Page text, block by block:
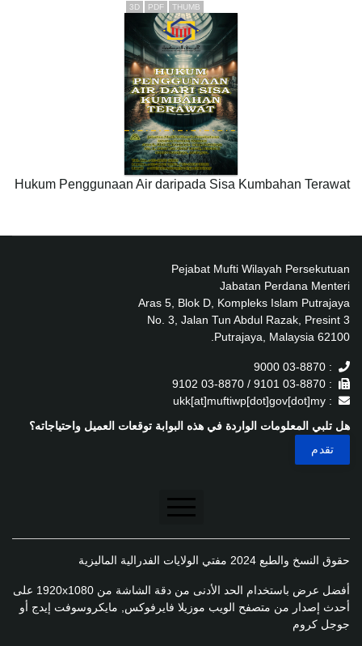
3D PDF THUMB
Hukum Penggunaan Air daripada Sisa Kumbahan Terawat
Pejabat Mufti Wilayah Persekutuan
Jabatan Perdana Menteri
Aras 5, Blok D, Kompleks Islam Putrajaya
No. 3, Jalan Tun Abdul Razak, Presint 3
62100 Putrajaya, Malaysia.
: 03-8870 9000
: 03-8870 9101 / 03-8870 9102
: ukk[at]muftiwp[dot]gov[dot]my
هل تلبي المعلومات الواردة في هذه البوابة توقعات العميل واحتياجاته؟
تنصل
سياسة الخصوصية
سياسة الخصوصية
سياسة تطبيق الخصوصية
حقوق النسخ والطبع 2024 مفتي الولايات الفدرالية الماليزية
أفضل عرض باستخدام الحد الأدنى من دقة الشاشة من 1920x1080 على
أحدث إصدار من متصفح الويب موزيلا فايرفوكس, مايكروسوفت إيدج أو
جوجل كروم